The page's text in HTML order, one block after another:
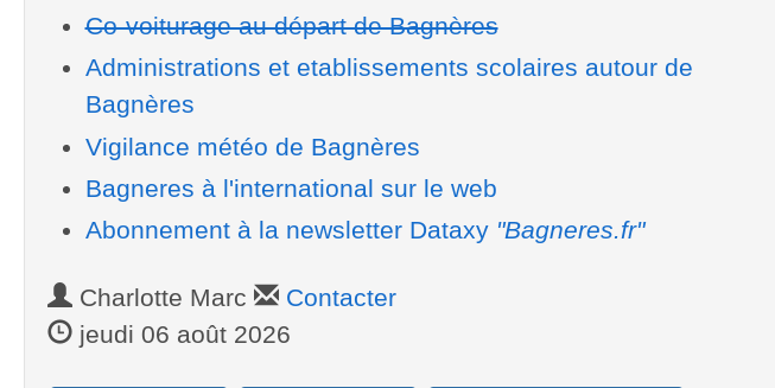
Co-voiturage au départ de Bagnères
Administrations et etablissements scolaires autour de
Bagnères
Vigilance météo de Bagnères
Bagneres à l'international sur le web
Abonnement à la newsletter Dataxy "Bagneres.fr"
Charlotte Marc
Contacter
jeudi 06 août 2026